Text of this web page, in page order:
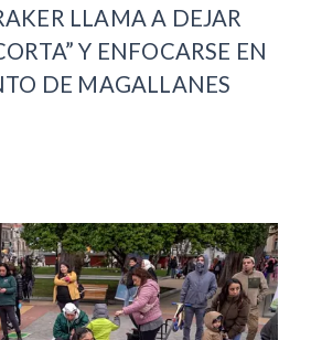
LLAMA A DEJAR
Y ENFOCARSE EN
DE MAGALLANES